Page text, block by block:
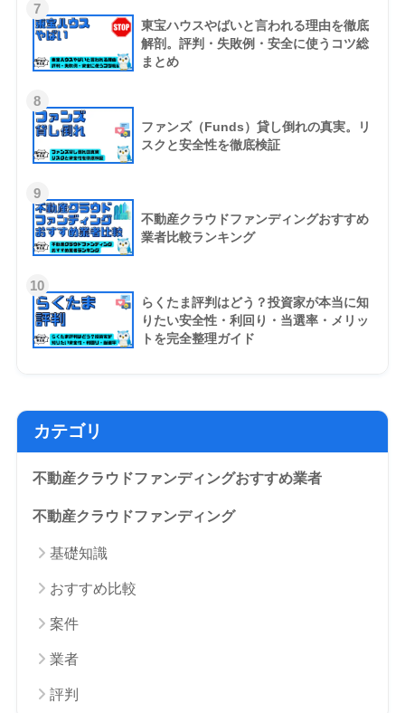
7
東宝ハウスやばいと言われる理由を徹底
解剖。評判・失敗例・安全に使うコツ総
まとめ
8
ファンズ（Funds）貸し倒れの真実。リ
スクと安全性を徹底検証
9
不動産クラウドファンディングおすすめ
業者比較ランキング
10
らくたま評判はどう？投資家が本当に知
りたい安全性・利回り・当選率・メリッ
トを完全整理ガイド
カテゴリ
不動産クラウドファンディングおすすめ業者
不動産クラウドファンディング
基礎知識
おすすめ比較
案件
業者
評判